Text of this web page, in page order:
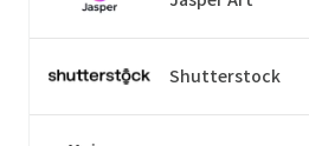
Shutterstock